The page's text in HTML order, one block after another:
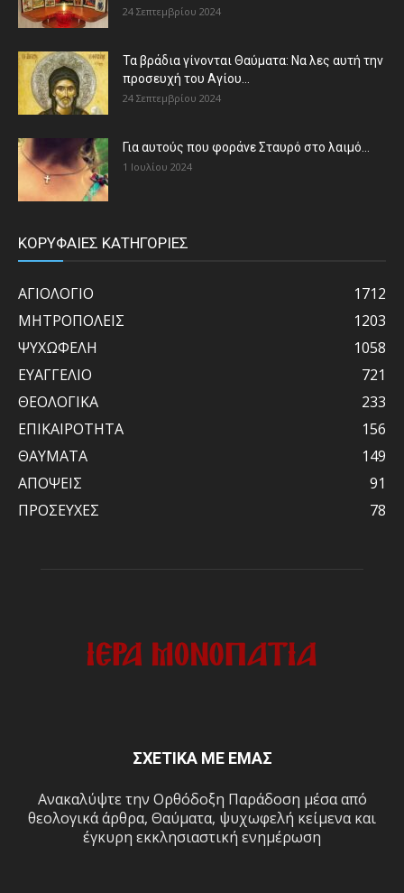
24 Σεπτεμβρίου 2024
Τα βράδια γίνονται Θαύματα: Να λες αυτή την
προσευχή του Αγίου...
24 Σεπτεμβρίου 2024
Για αυτούς που φοράνε Σταυρό στο λαιμό…
1 Ιουλίου 2024
ΚΟΡΥΦΑΙΕΣ ΚΑΤΗΓΟΡΙΕΣ
ΑΓΙΟΛΟΓΙΟ
1712
ΜΗΤΡΟΠΟΛΕΙΣ
1203
ΨΥΧΩΦΕΛΗ
1058
ΕΥΑΓΓΕΛΙΟ
721
ΘΕΟΛΟΓΙΚΑ
233
ΕΠΙΚΑΙΡΟΤΗΤΑ
156
ΘΑΥΜΑΤΑ
149
ΑΠΟΨΕΙΣ
91
ΠΡΟΣΕΥΧΕΣ
78
ΣΧΕΤΙΚΑ ΜΕ ΕΜΑΣ
Ανακαλύψτε την Ορθόδοξη Παράδοση μέσα από
θεολογικά άρθρα, Θαύματα, ψυχωφελή κείμενα και
έγκυρη εκκλησιαστική ενημέρωση